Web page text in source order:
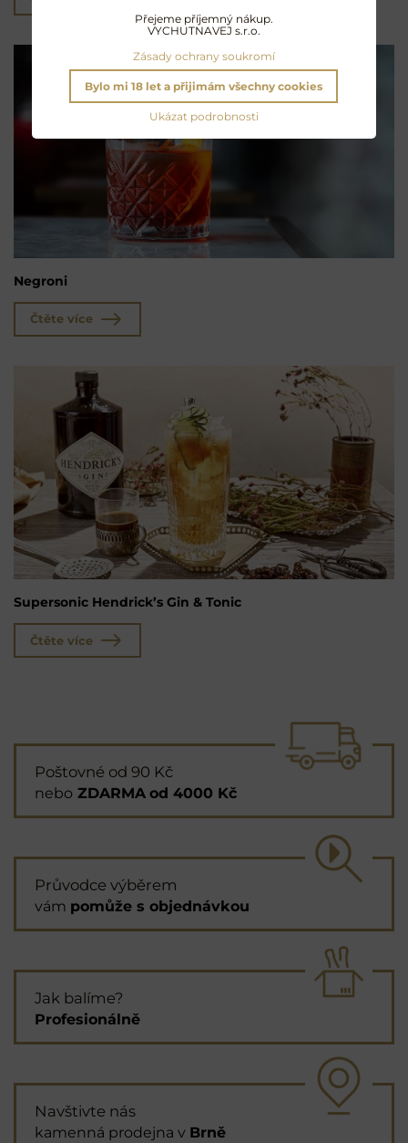
Negroni
Čtěte více
Supersonic Hendrick’s Gin & Tonic
Čtěte více
Poštovné od 90 Kč
nebo ZDARMA od 4000 Kč
Průvodce výběrem
vám pomůže s objednávkou
Jak balíme?
Profesionálně
Navštivte nás
kamenná prodejna v Brně
Přejeme příjemný nákup.
VYCHUTNAVEJ s.r.o.
Zásady ochrany soukromí
Ukázat podrobnosti
Bylo mi 18 let a přijimám všechny cookies